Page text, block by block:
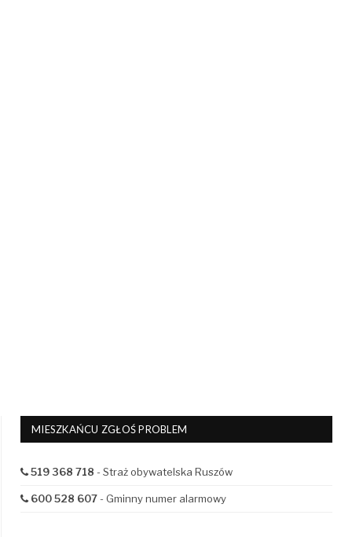
MIESZKAŃCU ZGŁOŚ PROBLEM
519 368 718 - Straż obywatelska Ruszów
600 528 607- Gminny numer alarmowy